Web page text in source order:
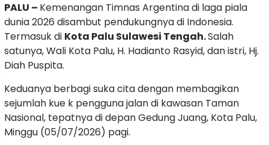
PALU – Kemenangan Timnas Argentina di laga piala
dunia 2026 disambut pendukungnya di Indonesia.
Termasuk di Kota Palu Sulawesi Tengah.Salah
satunya, Wali Kota Palu, H. Hadianto Rasyid, dan istri, Hj.
Diah Puspita.
Keduanya berbagi suka cita dengan membagikan
sejumlah kue k pengguna jalan di kawasan Taman
Nasional, tepatnya di depan Gedung Juang, Kota Palu,
Minggu (05/07/2026) pagi.